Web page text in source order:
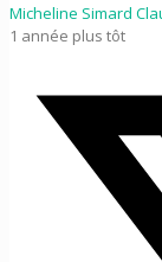
Micheline Simard
1 année plus tôt